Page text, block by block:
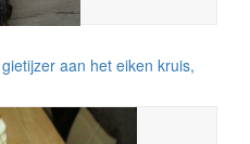
aan het eiken kruis,